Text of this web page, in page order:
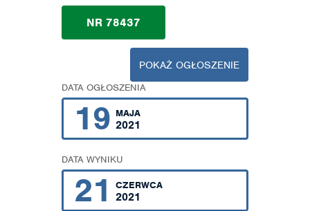
NR 78437
POKAŻ OGŁOSZENIE
DATA OGŁOSZENIA
19 MAJA
2021
DATA WYNIKU
21 CZERWCA
2021